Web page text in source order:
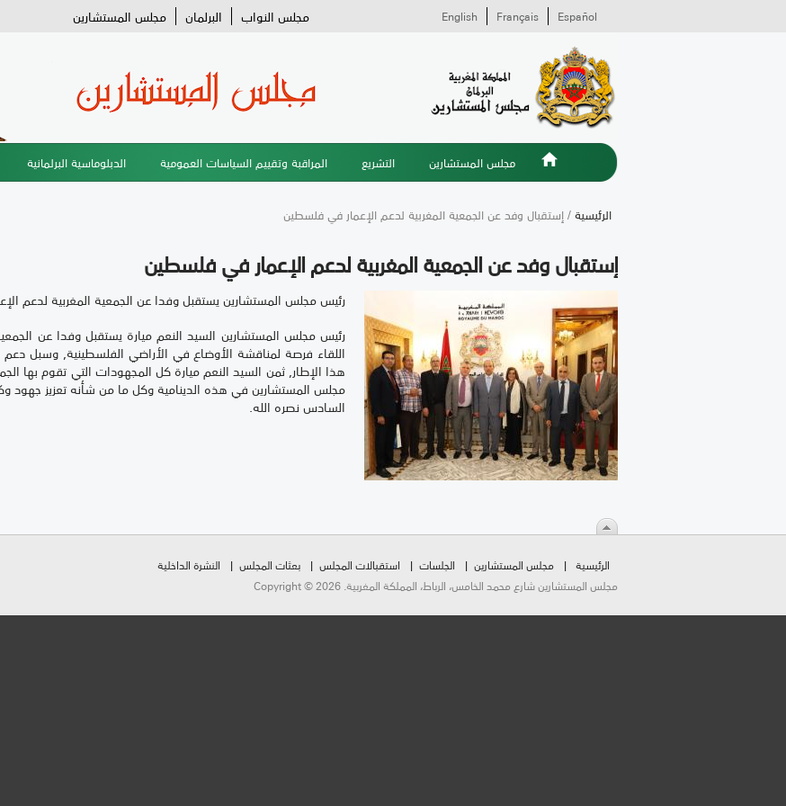
مجلس النواب البرلمان مجلس المستشارين Español
Français
English
مجلس المستشارين التشريع المراقبة وتقييم السياسات العمومية الدبلوماسية البرلمانية
الرئيسية/ إستقبال وفد عن الجمعية المغربية لدعم الإعمار في فلسطين
إستقبال وفد عن الجمعية المغربية لدعم الإعمار في فلسطين
رئيس مجلس المستشارين يستقبل وفدا عن الجمعية المغربية لدعم
رئيس مجلس المستشارين السيد النعم ميارة يستقبل وفدا عن
اللقاء فرصة لمناقشة الأوضاع في الأراضي الفلسطينية, وسبل
هذا الإطار, ثمن السيد النعم ميارة كل المجهودات التي تقوم بها
مجلس المستشارين في هذه الدينامية وكل ما من شأنه تعزيز جهود
السادس نصره الله.
الرئيسية مجلس المستشارين الجلسات استقبالات المجلس بعثات المجلس
النشرة الداخلية
مجلس المستشارين شارع محمد الخامس، الرباط، المملكة المغربية. Copyright © 2026